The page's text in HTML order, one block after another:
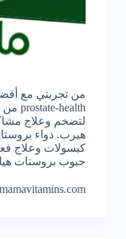
من تجربتي مع
لتضخم وعلاج
هيرب. دواء
كبسولات وعلاج
حبوب بروستات
mamavitamins.com